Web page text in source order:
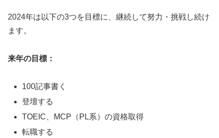
2024年は以下の3つを目標に、継続して努力・挑戦し続け
ます。
来年の目標：
100記事書く
登壇する
TOEIC、MCP（PL系）の資格取得
転職する